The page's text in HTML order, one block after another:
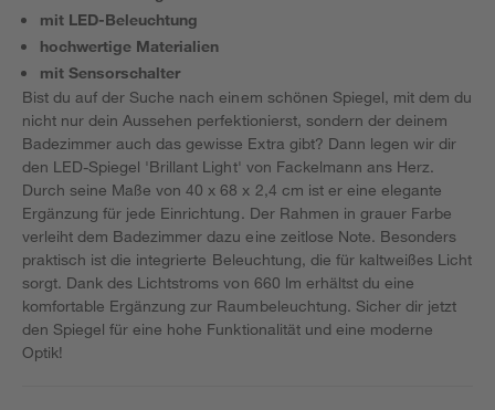
mit LED-Beleuchtung
hochwertige Materialien
mit Sensorschalter
Bist du auf der Suche nach einem schönen Spiegel, mit dem du
nicht nur dein Aussehen perfektionierst, sondern der deinem
Badezimmer auch das gewisse Extra gibt? Dann legen wir dir
den LED-Spiegel 'Brillant Light' von Fackelmann ans Herz.
Durch seine Maße von 40 x 68 x 2,4 cm ist er eine elegante
Ergänzung für jede Einrichtung. Der Rahmen in grauer Farbe
verleiht dem Badezimmer dazu eine zeitlose Note. Besonders
praktisch ist die integrierte Beleuchtung, die für kaltweißes Licht
sorgt. Dank des Lichtstroms von 660 lm erhältst du eine
komfortable Ergänzung zur Raumbeleuchtung. Sicher dir jetzt
den Spiegel für eine hohe Funktionalität und eine moderne
Optik!